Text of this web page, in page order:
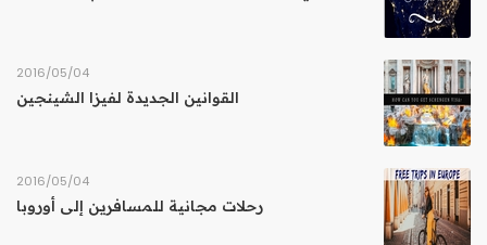
04‏/05‏/2016
القوانين الجديدة لفيزا الشينجين
04‏/05‏/2016
رحلات مجانية للمسافرين إلى أوروبا